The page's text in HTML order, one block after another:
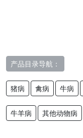
产品目录导航：
猪病 禽病 牛病
牛羊病 其他动物病